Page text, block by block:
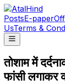
PostsE-paper
UsTerms &
तोशाम में
फांसी लगाकर